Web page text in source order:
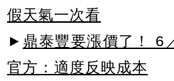
假天氣一次看
► 鼎泰豐要漲價了！ 6
官方：適度反映成本